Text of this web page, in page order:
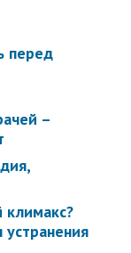
перед
–
климакс?